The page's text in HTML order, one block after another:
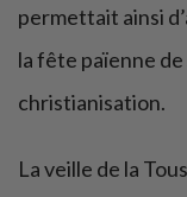
permettait ainsi
la fête païenne
christianisation.
La veille de la